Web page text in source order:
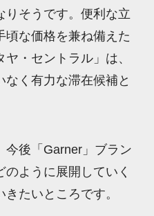
りそうです。便利な立
頃な価格を兼ね備えた
ヤ・セントラル」は、
く有力な滞在候補と
今後「Garner」ブラン
のように展開していく
たいところです。